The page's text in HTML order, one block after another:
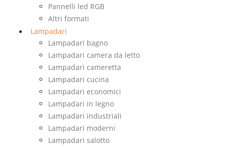
Pannelli led RGB
Altri formati
Lampadari
Lampadari bagno
Lampadari camera da letto
Lampadari cameretta
Lampadari cucina
Lampadari economici
Lampadari in legno
Lampadari industriali
Lampadari moderni
Lampadari salotto